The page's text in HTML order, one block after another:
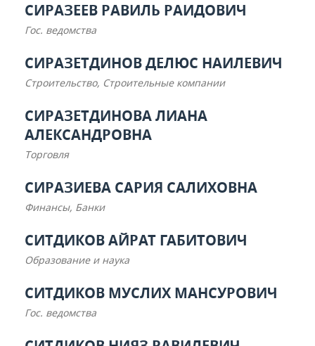
СИРАЗЕЕВ РАВИЛЬ РАИДОВИЧ
Гос. ведомства
СИРАЗЕТДИНОВ ДЕЛЮС НАИЛЕВИЧ
Строительство, Строительные компании
СИРАЗЕТДИНОВА ЛИАНА
АЛЕКСАНДРОВНА
Торговля
СИРАЗИЕВА САРИЯ САЛИХОВНА
Финансы, Банки
СИТДИКОВ АЙРАТ ГАБИТОВИЧ
Образование и наука
СИТДИКОВ МУСЛИХ МАНСУРОВИЧ
Гос. ведомства